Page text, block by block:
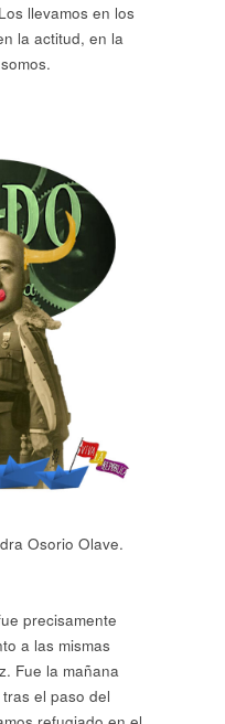
llevamos en los
la actitud, en la
Osorio Olave.
precisamente
a las mismas
Fue la mañana
el paso del